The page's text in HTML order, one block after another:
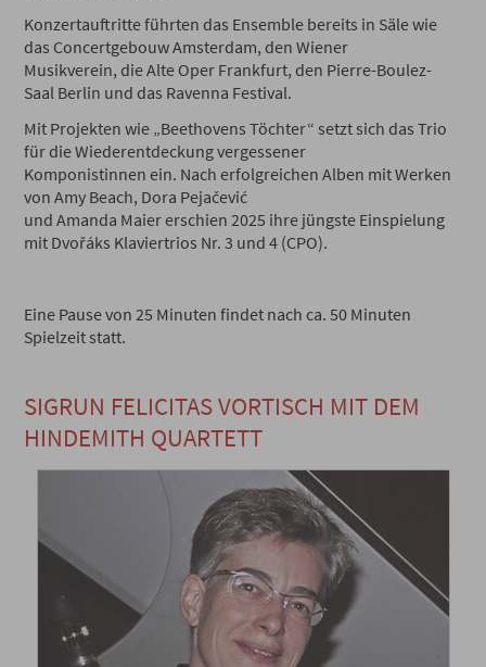
Konzertauftritte führten das Ensemble bereits in Säle wie
das Concertgebouw Amsterdam, den Wiener
Musikverein, die Alte Oper Frankfurt, den Pierre-Boulez-
Saal Berlin und das Ravenna Festival.
Mit Projekten wie „Beethovens Töchter“ setzt sich das Trio
für die Wiederentdeckung vergessener
Komponistinnen ein. Nach erfolgreichen Alben mit Werken
von Amy Beach, Dora Pejačević
und Amanda Maier erschien 2025 ihre jüngste Einspielung
mit Dvořáks Klaviertrios Nr. 3 und 4 (CPO).
Eine Pause von 25 Minuten findet nach ca. 50 Minuten
Spielzeit statt.
SIGRUN FELICITAS VORTISCH MIT DEM
HINDEMITH QUARTETT